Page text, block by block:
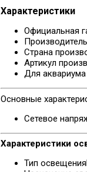
Характеристики
Официальная
Производитель
Страна
Артикул
Для
Основные
Сетевое
Характеристики
Тип освещения